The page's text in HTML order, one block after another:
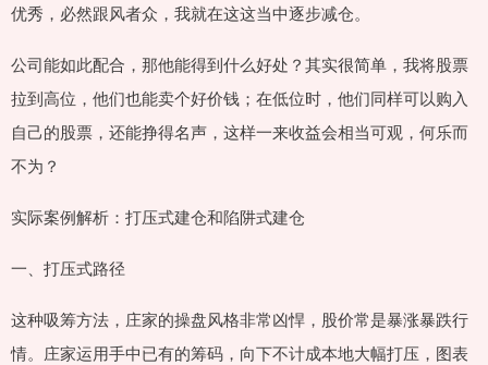
优秀，必然跟风者众，我就在这这当中逐步减仓。
公司能如此配合，那他能得到什么好处？其实很简单，我将股票
拉到高位，他们也能卖个好价钱；在低位时，他们同样可以购入
自己的股票，还能挣得名声，这样一来收益会相当可观，何乐而
不为？
实际案例解析：打压式建仓和陷阱式建仓
一、打压式路径
这种吸筹方法，庄家的操盘风格非常凶悍，股价常是暴涨暴跌行
情。庄家运用手中已有的筹码，向下不计成本地大幅打压，图表